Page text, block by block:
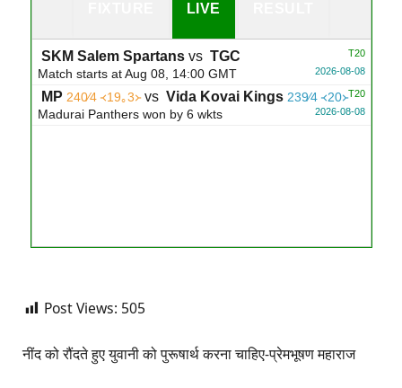
LIVE
T20
SKM Salem Spartans vs TGC
2026-08-08
Match starts at Aug 08, 14:00 GMT
T20
MP 240∕4 ᚜19｡3᚛vs Vida Kovai Kings 239∕4 ᚜20᚛
2026-08-08
Madurai Panthers won by 6 wkts
Post Views: 505
नींद को रौंदते हुए युवानी को पुरूषार्थ करना चाहिए-प्रेमभूषण महाराज